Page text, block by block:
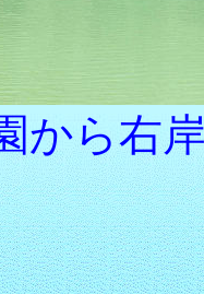
から右